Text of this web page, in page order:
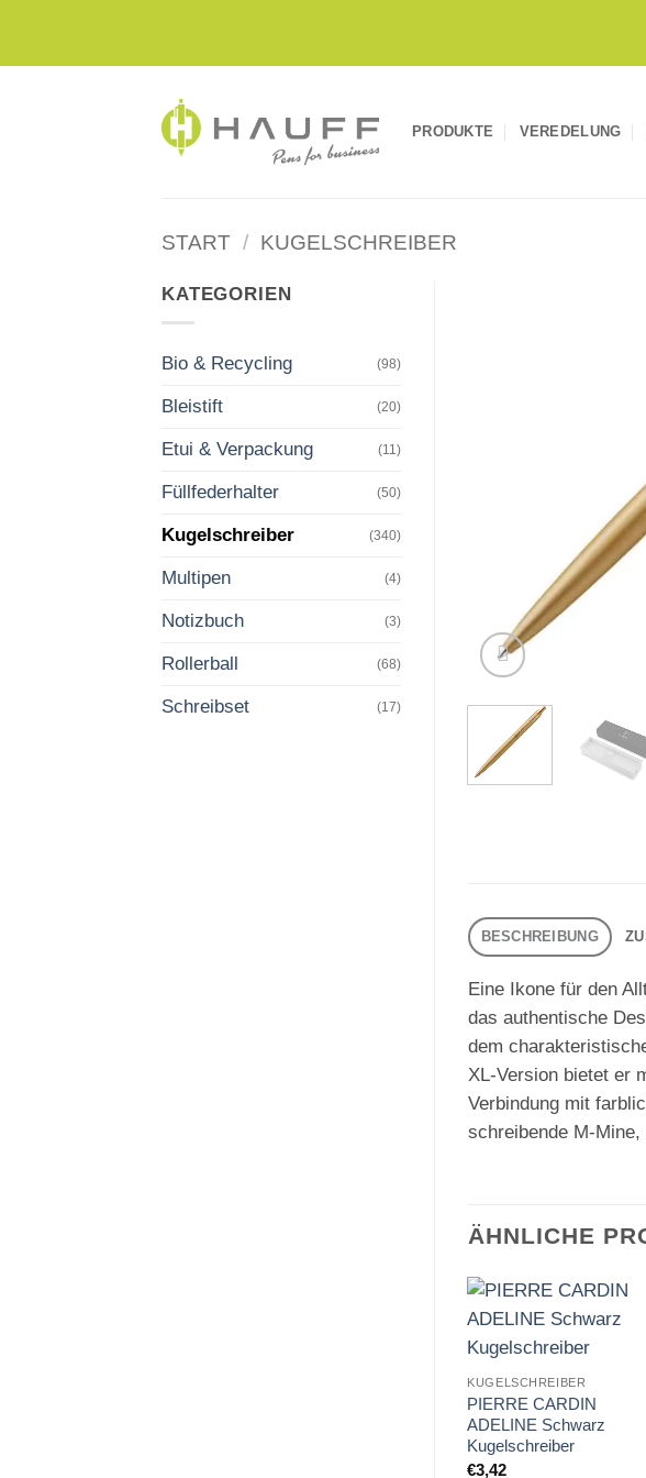
springen
PRODUKTE VEREDELUNG
START / KUGELSCHREIBER
KATEGORIEN
Bio & Recycling (98)
Bleistift (20)
Etui & Verpackung (11)
Füllfederhalter (50)
Kugelschreiber (340)
Multipen (4)
Notizbuch (3)
Rollerball (68)
Schreibset (17)
BESCHREIBUNG
Eine Ikone für den
das authentische
dem
XL-Version bietet er
Verbindung mit
schreibende M-
ÄHNLICHE
KUGELSCHREIBER
PIERRE CARDIN
ADELINE Schwarz
Kugelschreiber
€3,42